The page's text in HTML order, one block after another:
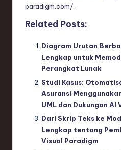
paradigm.com/
Related Posts:
Diagram Urutan
Lengkap untuk
Perangkat Lunak
Studi Kasus:
Asuransi
UML dan Dukungan AI
Dari Skrip Teks ke
Lengkap tentang
Visual Paradigm